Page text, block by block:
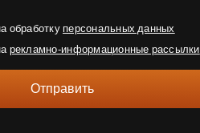
обработку персональных данных
рекламно-информационные рассылки
Отправить